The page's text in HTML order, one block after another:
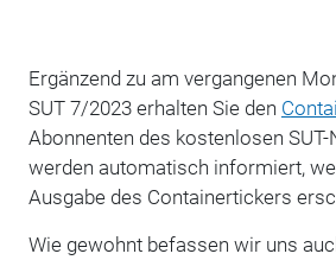
Ergänzend zu am vergangenen
SUT 7/2023 erhalten Sie den
Abonnenten des kostenlosen
werden automatisch informiert,
Ausgabe des Containertickers
Wie gewohnt befassen wir uns